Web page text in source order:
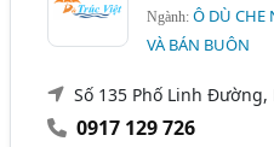
Ngành:Ô DÙ CHE
VÀ BÁN BUÔN
Số 135 Phố Linh
0917 129 726